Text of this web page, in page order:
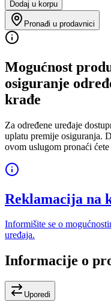
Dodaj u korpu
Pronađi u prodavnici
Mogućnost
osiguranje
krađe
Za određene uređaje
uplatu premije osiguranja.
ovom uslugom pronaći ćete
Reklamacija na
Informišite se o
uređaja.
Informacije o
Uporedi